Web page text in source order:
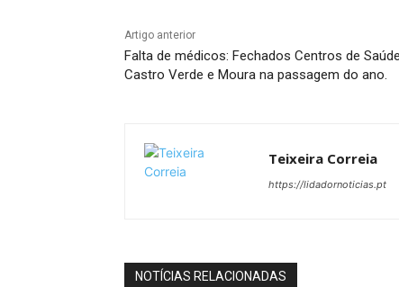
Artigo anterior
Falta de médicos: Fechados Centros de
Castro Verde e Moura na passagem do ano.
Teixeira Correia
https://lidadornoticias.pt
NOTÍCIAS RELACIONADAS